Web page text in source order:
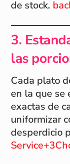
de stock.
3.
las
Cada plato
en la que se
exactas de
uniformizar
desperdicio